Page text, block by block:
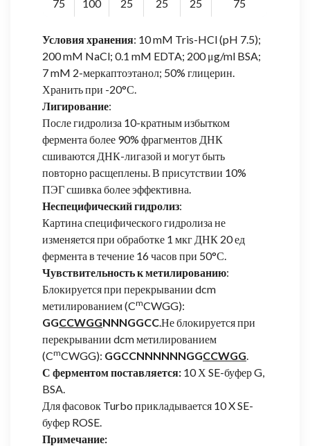
75 100 25 25 25 75
Условия хранения: 10 mM Tris-HCl (pH 7.5);
200 mM NaCl; 0.1 mM EDTA; 200 μg/ml BSA;
7 mM 2-меркаптоэтанол; 50% глицерин.
Хранить при -20°С.
Лигирование:
После гидролиза 10-кратным избытком
фермента более 90% фрагментов ДНК
сшиваются ДНК-лигазой и могут быть
повторно расщеплены. В присутствии 10%
ПЭГ сшивка более эффективна.
Неспецифический гидролиз:
Картина специфического гидролиза не
изменяется при обработке 1 мкг ДНК 20 ед
фермента в течение 16 часов при 50°С.
Чувствительность к метилированию:
Блокируется при перекрывании dcm
метилированием (CmCWGG):
GGCCWGGNNNGGCC.Не блокируется при
перекрывании dcm метилированием
(CmCWGG): GGCCNNNNNNGGCCWGG
С ферментом поставляется: 10 Х SE-буфер G,
BSA.
Для фасовок Turbo прикладывается 10 X SE-
буфер ROSE.
Примечание: